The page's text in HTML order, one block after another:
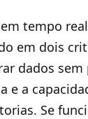
tempo
em dois
dados
e a
Se